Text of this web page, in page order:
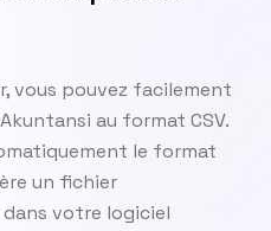
vous pouvez facilement
au format CSV.
le format
un fichier
votre logiciel